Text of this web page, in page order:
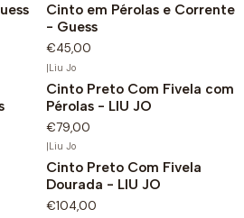
Cinto em Pérolas e Corrente
- Guess
€45,00
|Liu Jo
Cinto Preto Com Fivela com
Pérolas - LIU JO
€79,00
|Liu Jo
Cinto Preto Com Fivela
Dourada - LIU JO
€104,00